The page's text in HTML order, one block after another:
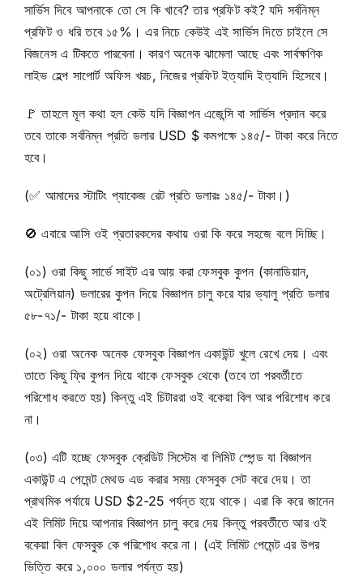
সার্ভিস দিবে আপনাকে তো সে কি খাবে? তার প্রফিট কই? যদি সর্বনিম্ন
প্রফিট ও ধরি তবে ১৫%। এর নিচে কেউই এই সার্ভিস দিতে চাইলে সে
বিজনেস এ টিকতে পারবেনা। কারণ অনেক ঝামেলা আছে এবং সার্বক্ষণিক
লাইভ হেল্প সাপোর্ট অফিস খরচ, নিজের প্রফিট ইত্যাদি ইত্যাদি হিসেবে।
🚩 তাহলে মূল কথা হল কেউ যদি বিজ্ঞাপন এজেন্সি বা সার্ভিস প্রদান করে
তবে তাকে সর্বনিম্ন প্রতি ডলার USD $ কমপক্ষে ১৪৫/- টাকা করে নিতে
হবে।
(✅ আমাদের স্টাটিং প্যাকেজ রেট প্রতি ডলারঃ ১৪৫/- টাকা।)
🚫 এবারে আসি ওই প্রতারকদের কথায় ওরা কি করে সহজে বলে দিচ্ছি।
(০১) ওরা কিছু সার্ভে সাইট এর আয় করা ফেসবুক কুপন (কানাডিয়ান,
অট্রেলিয়ান) ডলারের কুপন দিয়ে বিজ্ঞাপন চালু করে যার ভ্যালু প্রতি ডলার
৫৮-৭১/- টাকা হয়ে থাকে।
(০২) ওরা অনেক অনেক ফেসবুক বিজ্ঞাপন একাউন্ট খুলে রেখে দেয়। এবং
তাতে কিছু ফ্রি কুপন দিয়ে থাকে ফেসবুক থেকে (তবে তা পরবর্তীতে
পরিশোধ করতে হয়) কিন্তু এই চিটাররা ওই বকেয়া বিল আর পরিশোধ করে
না।
(০৩) এটি হচ্ছে ফেসবুক ক্রেডিট সিস্টেম বা লিমিট স্পেন্ড যা বিজ্ঞাপন
একাউন্ট এ পেমেন্ট মেথড এড করার সময় ফেসবুক সেট করে দেয়। তা
প্রাথমিক পর্যায়ে USD $2-25 পর্যন্ত হয়ে থাকে। এরা কি করে জানেন
এই লিমিট দিয়ে আপনার বিজ্ঞাপন চালু করে দেয় কিন্তু পরবর্তীতে আর ওই
বকেয়া বিল ফেসবুক কে পরিশোধ করে না। (এই লিমিট পেমেন্ট এর উপর
ভিত্তি করে ১,০০০ ডলার পর্যন্ত হয়)